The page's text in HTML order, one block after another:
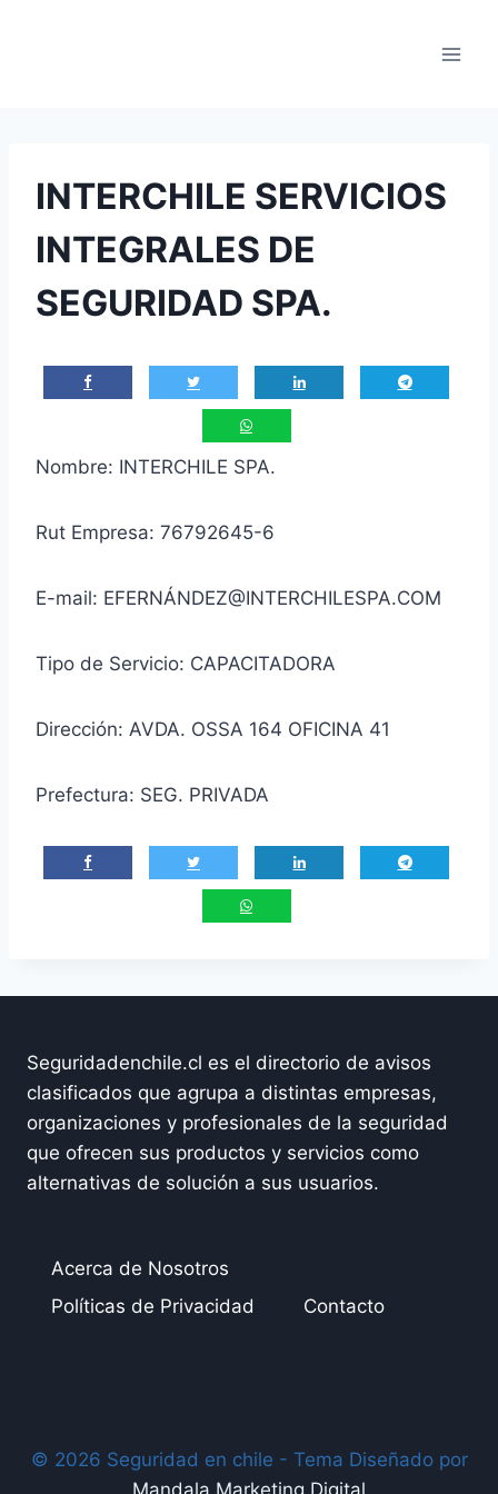
INTERCHILE SERVICIOS
INTEGRALES DE
SEGURIDAD SPA.
Nombre: INTERCHILE SPA.
Rut Empresa: 76792645-6
E-mail: EFERNÁNDEZ@INTERCHILESPA.COM
Tipo de Servicio: CAPACITADORA
Dirección: AVDA. OSSA 164 OFICINA 41
Prefectura: SEG. PRIVADA
Seguridadenchile.cl es el directorio de avisos
clasificados que agrupa a distintas empresas,
organizaciones y profesionales de la seguridad
que ofrecen sus productos y servicios como
alternativas de solución a sus usuarios.
Acerca de Nosotros
Políticas de Privacidad
Contacto
© 2026 Seguridad en chile - Tema Diseñado por
Mandala Marketing Digital